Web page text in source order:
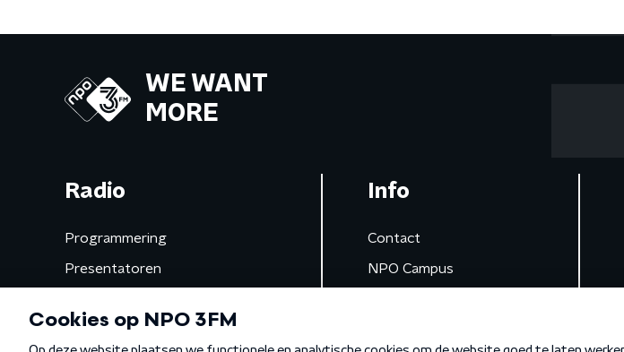
WE WANT
MORE
Radio
Programmering
Presentatoren
Gemist
Info
Contact
NPO Campus